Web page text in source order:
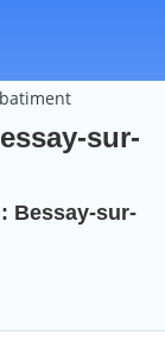
sur-
Bessay-sur-